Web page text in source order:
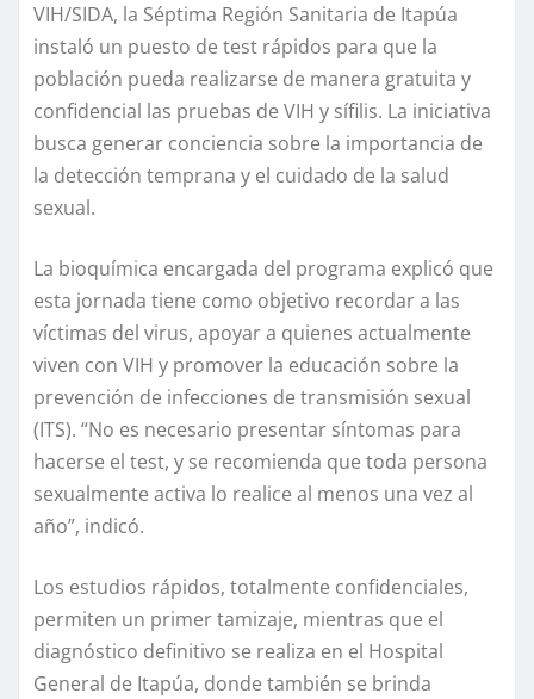
VIH/SIDA, la Séptima Región Sanitaria de Itapúa
instaló un puesto de test rápidos para que la
población pueda realizarse de manera gratuita y
confidencial las pruebas de VIH y sífilis. La iniciativa
busca generar conciencia sobre la importancia de
la detección temprana y el cuidado de la salud
sexual.
La bioquímica encargada del programa explicó que
esta jornada tiene como objetivo recordar a las
víctimas del virus, apoyar a quienes actualmente
viven con VIH y promover la educación sobre la
prevención de infecciones de transmisión sexual
(ITS). “No es necesario presentar síntomas para
hacerse el test, y se recomienda que toda persona
sexualmente activa lo realice al menos una vez al
año”, indicó.
Los estudios rápidos, totalmente confidenciales,
permiten un primer tamizaje, mientras que el
diagnóstico definitivo se realiza en el Hospital
General de Itapúa, donde también se brinda